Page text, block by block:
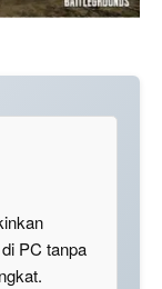
PC tanpa